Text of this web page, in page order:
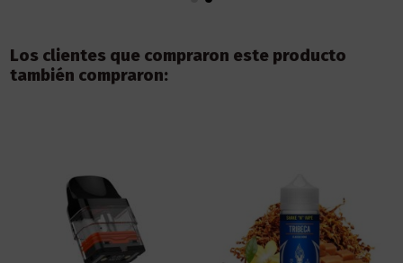
Los clientes que compraron este producto
también compraron: